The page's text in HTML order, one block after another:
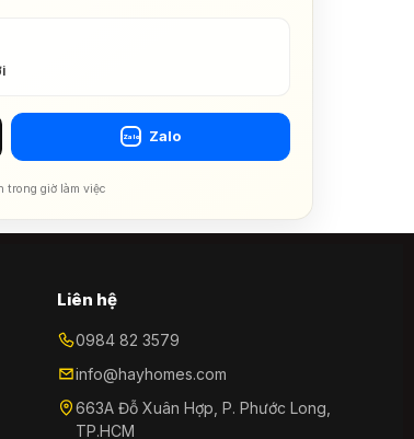
Zalo Zalo
trong giờ làm việc
Liên hệ
0984 82 3579
info@hayhomes.com
663A Đỗ Xuân Hợp, P. Phước Long,
TP.HCM